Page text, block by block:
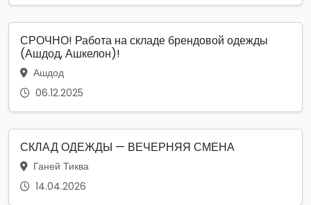
СРОЧНО! Работа на складе брендовой одежды
(Ашдод, Ашкелон)!
Ашдод
06.12.2025
СКЛАД ОДЕЖДЫ — ВЕЧЕРНЯЯ СМЕНА
Ганей Тиква
14.04.2026